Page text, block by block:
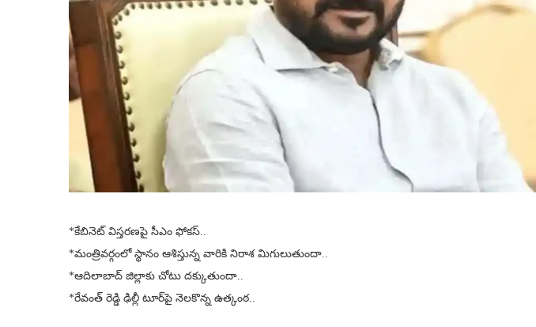
*కేబినెట్ విస్తరణపై సీఎం ఫోకస్..
*మంత్రివర్గంలో స్థానం ఆశిస్తున్న వారికి నిరాశ మిగులుతుందా..
*ఆదిలాబాద్‌ జిల్లాకు చోటు దక్కుతుందా..
*రేవంత్ రెడ్డి ఢిల్లీ టూర్‌పై నెలకొన్న ఉత్కంఠ..